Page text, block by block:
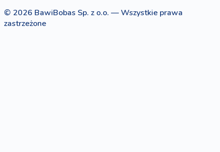
© 2026 BawiBobas Sp. z o.o. — Wszystkie prawa
zastrzeżone